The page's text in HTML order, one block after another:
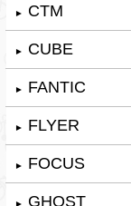
► CTM
► CUBE
► FANTIC
► FLYER
► FOCUS
► GHOST